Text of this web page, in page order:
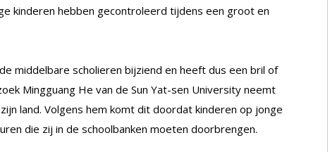
kinderen hebben gecontroleerd tijdens een groot en
middelbare scholieren bijziend en heeft dus een bril of
Mingguang He van de Sun Yat-sen University neemt
land. Volgens hem komt dit doordat kinderen op jonge
die zij in de schoolbanken moeten doorbrengen.